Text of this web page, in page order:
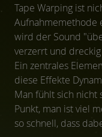
Tape Warping ist
Aufnahmemethode
wird der Sound
verzerrt und
Ein zentrales
diese Effekte
Man fühlt sich nicht
Punkt, man ist viel
so schnell, dass